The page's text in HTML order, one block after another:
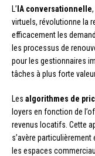
L’ IA conversationnelle
virtuels, révolutionne la
efficacement les
les processus de
pour les gestionnaires
tâches à plus forte
Les algorithmes de
loyers en fonction de
revenus locatifs. Cette
s’avère
les espaces